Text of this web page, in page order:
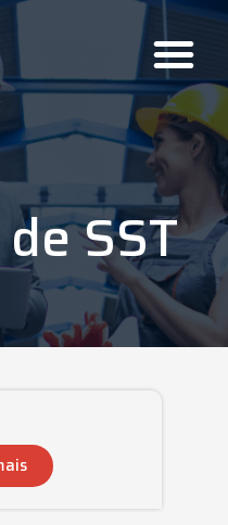
SST